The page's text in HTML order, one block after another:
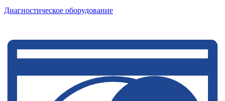
Диагностическое оборудование